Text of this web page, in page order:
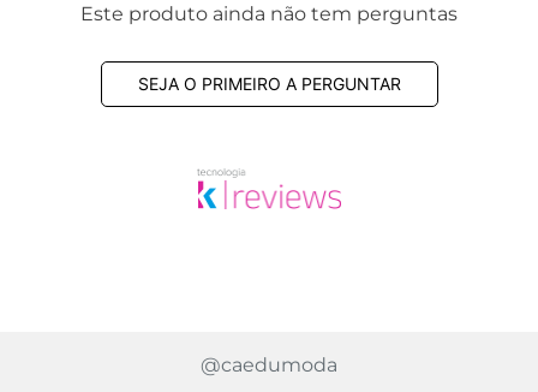
Este produto ainda não tem perguntas
SEJA O PRIMEIRO A PERGUNTAR
@caedumoda